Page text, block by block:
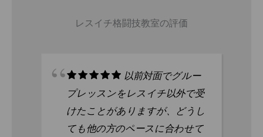
レスイチ格闘技教室の評価
前対面でグルー
スイチ以外で受
ますが、どうし
ースに合わせて
いつでも日時を選
べられる所を探していました
私にピッタリだと思い入会し
した